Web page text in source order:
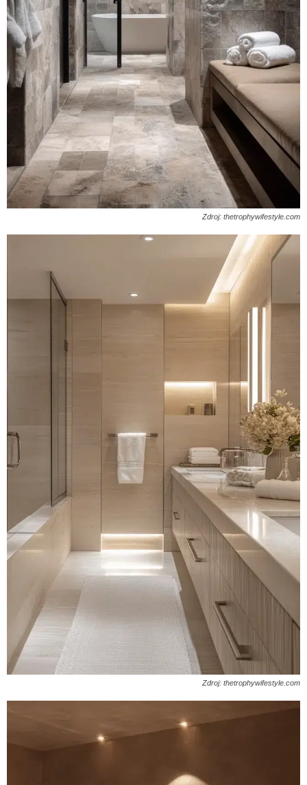
Zdroj: thetrophywifestyle.com
Zdroj: thetrophywifestyle.com